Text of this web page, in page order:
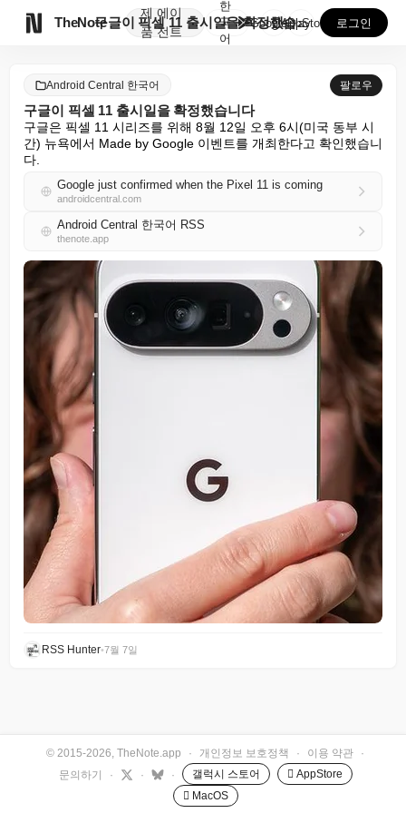
TheNote
제
품
에이
전트
구글이 픽셀 11 출시일을 확정했습니다
한
국
어
GooglePlay
AppStore 로그인
Android Central 한국어 팔로우
구글이 픽셀 11 출시일을 확정했습니다
구글은 픽셀 11 시리즈를 위해 8월 12일 오후 6시(미국 동부 시
간) 뉴욕에서 Made by Google 이벤트를 개최한다고 확인했습니
다.
Google just confirmed when the Pixel 11 is coming
androidcentral.com
Android Central 한국어 RSS
thenote.app
RSS Hunter•7월 7일
© 2015-2026, TheNote.app · 개인정보 보호정책 · 이용 약관
·
문의하기
· · · 갤럭시 스토어
 AppStore
 MacOS